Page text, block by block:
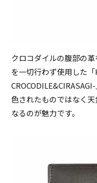
クロコダイルの腹部の
を一切行わず使用した「
色されたものではなく
なるのが魅力です。